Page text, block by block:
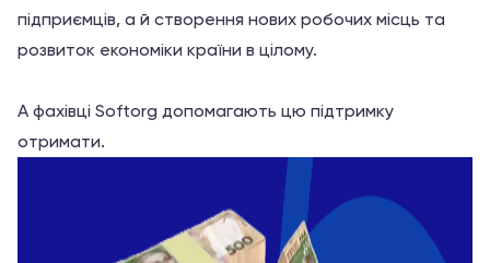
підприємців, а й створення нових робочих місць та
розвиток економіки країни в цілому.
А фахівці Softorg допомагають цю підтримку
отримати.